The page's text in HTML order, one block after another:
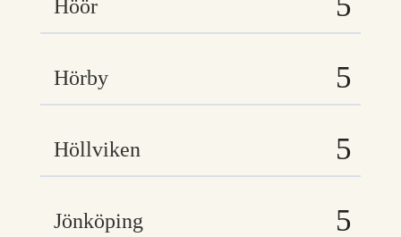
Höör
Hörby
Höllviken
Jönköping